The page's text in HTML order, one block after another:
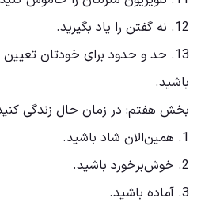
12. نه گفتن را یاد بگیرید.
13. حد و حدود برای خودتان
باشید.
بخش هفتم: در زمان حال زندگی
1. همین‌الان شاد باشید.
2. خوش‌برخورد باشید.
3. آماده باشید.